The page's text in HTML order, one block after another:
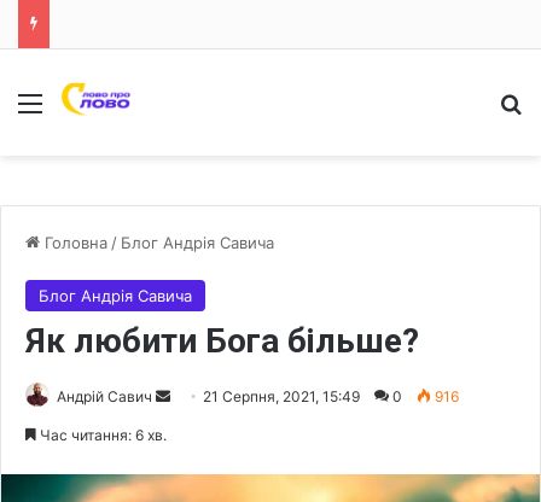
Меню
Головна / Блог Андрія Савича
Блог Андрія Савича
Як любити Бога більше?
Андрій Савич
d
21 Серпня, 2021, 15:49 0 916
Час читання: 6 хв.